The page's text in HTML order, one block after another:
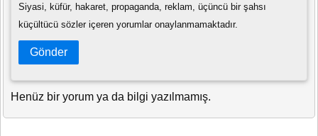
Siyasi, küfür, hakaret, propaganda, reklam, üçüncü bir şahsı
küçültücü sözler içeren yorumlar onaylanmamaktadır.
Gönder
Henüz bir yorum ya da bilgi yazılmamış.